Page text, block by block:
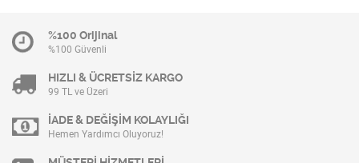
%100 Orijinal
%100 Güvenli
HIZLI & ÜCRETSİZ KARGO
99 TL ve Üzeri
İADE & DEĞİŞİM KOLAYLIĞI
Hemen Yardımcı Oluyoruz!